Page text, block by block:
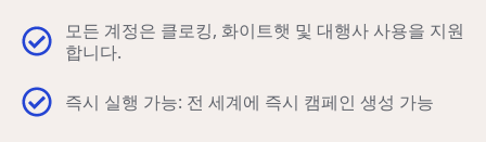
모든 계정은 클로킹, 화이트햇 및 대행사 사용을 지원
합니다.
즉시 실행 가능: 전 세계에 즉시 캠페인 생성 가능